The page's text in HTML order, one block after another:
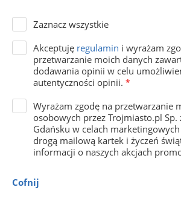
Zaznacz wszystkie
Akceptuję regulamin i wyrażam
przetwarzanie moich danych
dodawania opinii w celu
autentyczności opinii. *
Wyrażam zgodę na przetwarzanie
osobowych przez Trojmiasto.pl Sp.
Gdańsku w celach
drogą mailową kartek i życzeń
informacji o naszych akcjach
Cofnij